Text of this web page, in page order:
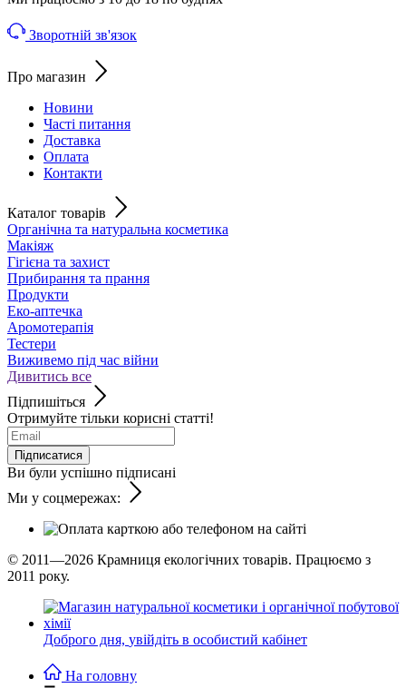
Зворотній зв'язок
Про магазин
Новини
Часті питання
Доставка
Оплата
Контакти
Каталог товарів
Органічна та натуральна косметика
Макіяж
Гігієна та захист
Прибирання та прання
Продукти
Еко-аптечка
Аромотерапія
Тестери
Виживемо під час війни
Дивитись все
Підпишіться
Отримуйте тільки корисні статті!
Підписатися
Ви були успішно підписані
Ми у соцмережах:
© 2011—2026 Крамниця екологічних товарів. Працюємо з
2011 року.
Доброго дня, увійдіть в особистий кабінет
На головну